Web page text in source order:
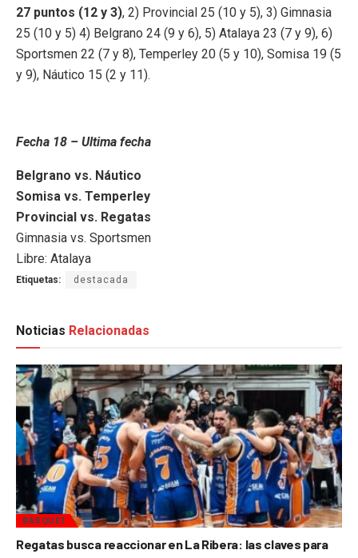
27 puntos (12 y 3), 2) Provincial 25 (10 y 5), 3) Gimnasia
25 (10 y 5) 4) Belgrano 24 (9 y 6), 5) Atalaya 23 (7 y 9), 6)
Sportsmen 22 (7 y 8), Temperley 20 (5 y 10), Somisa 19 (5
y 9), Náutico 15 (2 y 11).
Fecha 18 – Ultima fecha
Belgrano vs. Náutico
Somisa vs. Temperley
Provincial vs. Regatas
Gimnasia vs. Sportsmen
Libre: Atalaya
Etiquetas: destacada
Noticias Relacionadas
BÁSQUET
Regatas busca reaccionar en La Ribera: las claves para